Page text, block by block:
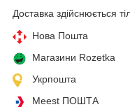
Доставка здійснюється
Нова Пошта
Магазини Rozetka
Укрпошта
Meest ПОШТА